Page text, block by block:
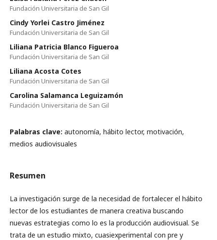
Fundación Universitaria de San Gil
Cindy Yorlei Castro Jiménez
Fundación Universitaria de San Gil
Liliana Patricia Blanco Figueroa
Fundación Universitaria de San Gil
Liliana Acosta Cotes
Fundación Universitaria de San Gil
Carolina Salamanca Leguizamón
Fundación Universitaria de San Gil
Palabras clave: autonomía, hábito lector, motivación,
medios audiovisuales
Resumen
La investigación surge de la necesidad de fortalecer el hábito
lector de los estudiantes de manera creativa buscando
nuevas estrategias como lo es la producción audiovisual. Se
trata de un estudio mixto, cuasiexperimental con pre y